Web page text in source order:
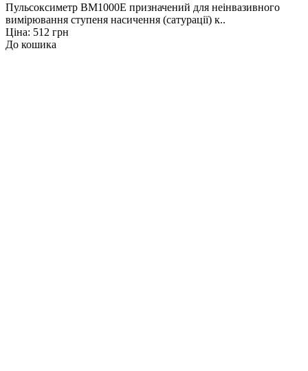
Пульсоксиметр BM1000Е призначений для неінвазивного
вимірювання ступеня насичення (сатурації) к..
Ціна: 512 грн
До кошика